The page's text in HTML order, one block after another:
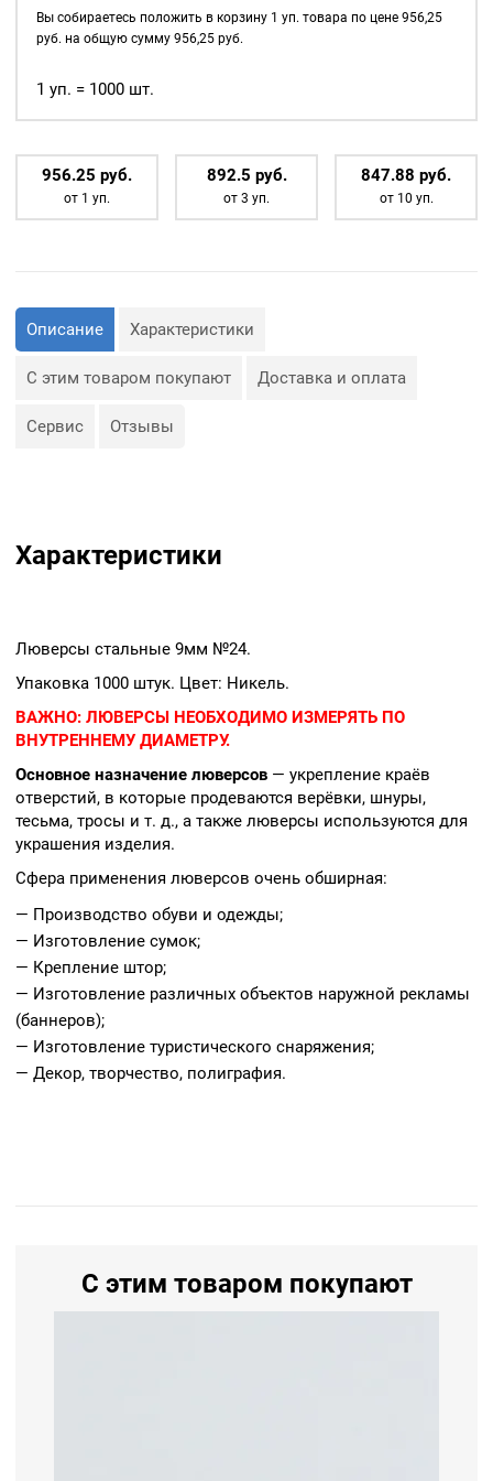
используются для
Сфера применения
люверсов очень обширная:
— Производство обуви и
одежды;
— Изготовление сумок;
— Крепление штор;
— Изготовление различных
полиграфия.
цв.
1000шт.
Вы собираетесь положить в корзину 1 уп. товара по цене 956,25
руб. на общую сумму 956,25руб.
1 уп. = 1000 шт.
956.25 руб.
от 1 уп.
892.5 руб.
от 3 уп.
847.88 руб.
от 10 уп.
Описание Характеристики
С этим товаром покупают Доставка и оплата
Сервис Отзывы
Характеристики
Люверсы стальные 9мм №24.
Упаковка 1000 штук. Цвет: Никель.
ВАЖНО: ЛЮВЕРСЫ НЕОБХОДИМО ИЗМЕРЯТЬ ПО
ВНУТРЕННЕМУ ДИАМЕТРУ.
Основное назначение люверсов — укрепление краёв
отверстий, в которые продеваются верёвки, шнуры,
тесьма, тросы и т. д., а также люверсы используются для
украшения изделия.
Сфера применения люверсов очень обширная:
— Производство обуви и одежды;
— Изготовление сумок;
— Крепление штор;
— Изготовление различных объектов наружной рекламы
(баннеров);
— Изготовление туристического снаряжения;
— Декор, творчество, полиграфия.
С этим товаром покупают